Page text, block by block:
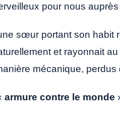
pour nous
sœur portant son habit
et rayonnait
mécanique,
armure contre le monde